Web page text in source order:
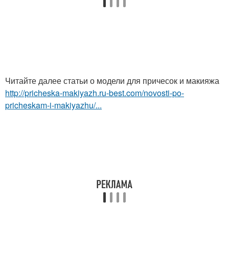
Читайте далее статьи о модели для причесок и макияжа
http://pricheska-makiyazh.ru-best.com/novosti-po-
pricheskam-i-makiyazhu/...